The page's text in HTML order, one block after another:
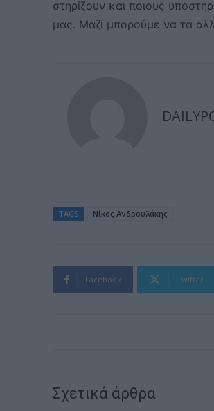
στηρίζουν και ποιους
μας. Μαζί μπορούμε να τα
TAGS Nίκος Ανδρουλάκης
Facebook Twitter
Σχετικά άρθρα